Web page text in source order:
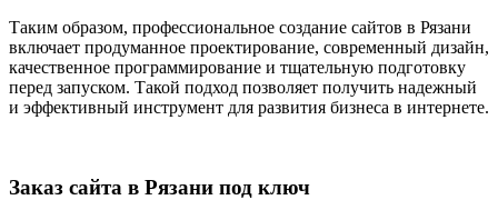
Таким образом, профессиональное создание сайтов в Рязани
включает продуманное проектирование, современный дизайн,
качественное программирование и тщательную подготовку
перед запуском. Такой подход позволяет получить надежный
и эффективный инструмент для развития бизнеса в интернете.
Заказ сайта в Рязани под ключ